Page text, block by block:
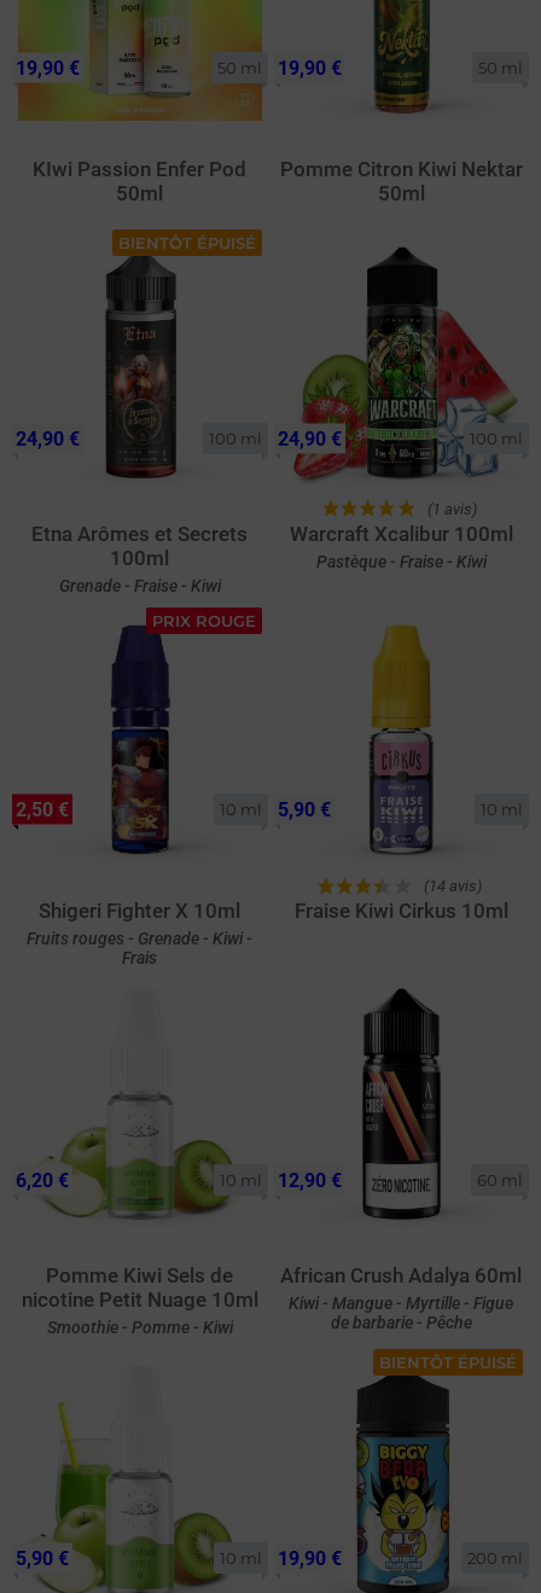
50 ml
KIwi Passion Enfer Pod
50ml
19,90 € 50 ml
Pomme Citron Kiwi Nektar
50ml
19,90 €
BIENTÔT ÉPUISÉ
100 ml
Etna Arômes et Secrets
100ml
Grenade - Fraise - Kiwi
24,90 € 100 ml
(1 avis)
Warcraft Xcalibur 100ml
Pastèque - Fraise - Kiwi
24,90 €
PRIX ROUGE
10 ml
Shigeri Fighter X 10ml
Fruits rouges - Grenade - Kiwi -
Frais
2,50 € 10 ml
(14 avis)
Fraise Kiwi Cirkus 10ml
5,90 €
10 ml
Pomme Kiwi Sels de
nicotine Petit Nuage 10ml
Smoothie - Pomme - Kiwi
6,20 € 60 ml
African Crush Adalya 60ml
Kiwi - Mangue - Myrtille - Figue
de barbarie - Pêche
12,90 €
10 ml
5,90 €
BIENTÔT ÉPUISÉ
200 ml
19,90 €